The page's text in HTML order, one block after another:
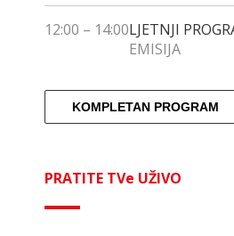
12:00 – 14:00LJETNJI
EMISIJA
KOMPLETAN PROGRAM
PRATITE TVe UŽIVO